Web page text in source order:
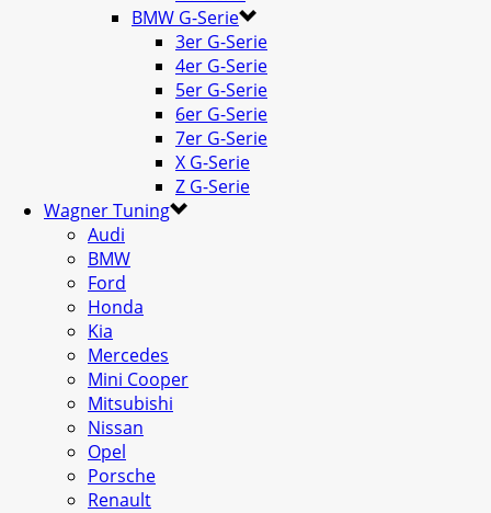
BMW G-Serie
3er G-Serie
4er G-Serie
5er G-Serie
6er G-Serie
7er G-Serie
X G-Serie
Z G-Serie
Wagner Tuning
Audi
BMW
Ford
Honda
Kia
Mercedes
Mini Cooper
Mitsubishi
Nissan
Opel
Porsche
Renault